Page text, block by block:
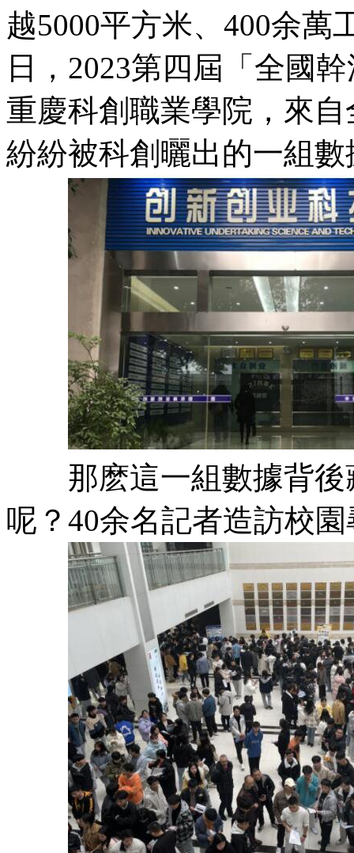
越5000平方米、400余
日，2023第四屆「全國
重慶科創職業學院，來
紛紛被科創曬出的一組
那麽這一組數據背後
呢？40余名記者造訪校